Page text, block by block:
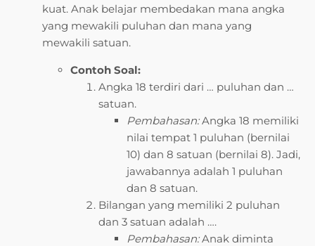
kuat. Anak belajar membedakan mana angka
yang mewakili puluhan dan mana yang
mewakili satuan.
Contoh Soal:
Angka 18 terdiri dari … puluhan dan …
satuan.
Pembahasan:Angka 18 memiliki
nilai tempat 1 puluhan (bernilai
10) dan 8 satuan (bernilai 8). Jadi,
jawabannya adalah 1 puluhan
dan 8 satuan.
Bilangan yang memiliki 2 puluhan
dan 3 satuan adalah ….
Pembahasan:Anak diminta